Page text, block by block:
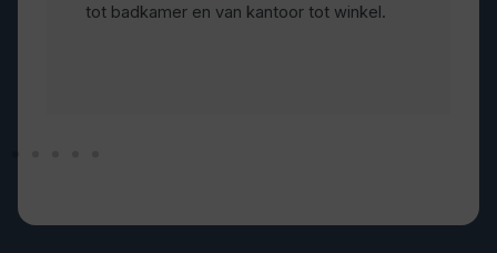
tot badkamer en van kantoor tot winkel.